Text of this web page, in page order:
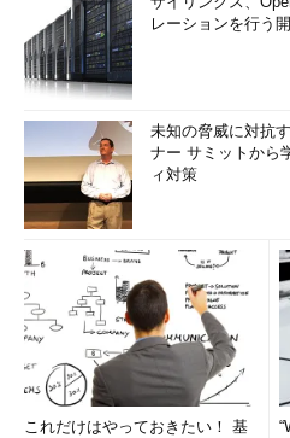
株式会社ユービーセキュア技術
ー 兼 セキュリティオーディット
セキュリティコンサルタントと
ンのセキュリティ検査やWebア
発などに従事している。大手ショ
績を持つ。
レーションを行う
未知の脅威に対抗
ナー サミットから
ィ対策
これだけはやっておきたい！ 基